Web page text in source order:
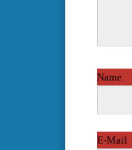
Name
E-Mail